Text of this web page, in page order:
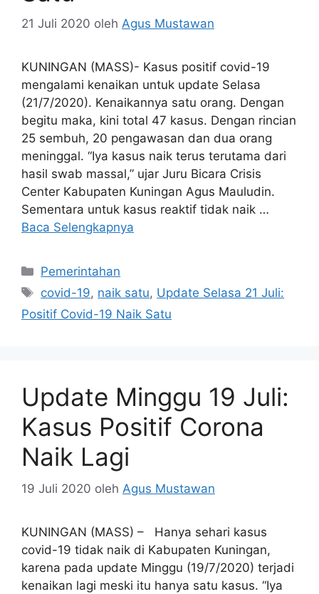
21 Juli 2020 oleh Agus Mustawan
KUNINGAN (MASS)- Kasus positif covid-19
mengalami kenaikan untuk update Selasa
(21/7/2020). Kenaikannya satu orang. Dengan
begitu maka, kini total 47 kasus. Dengan rincian
25 sembuh, 20 pengawasan dan dua orang
meninggal. “Iya kasus naik terus terutama dari
hasil swab massal,” ujar Juru Bicara Crisis
Center Kabupaten Kuningan Agus Mauludin.
Sementara untuk kasus reaktif tidak naik …
Baca Selengkapnya
Kategori
Pemerintahan
Tag
covid-19, naik satu, Update Selasa 21 Juli:
Positif Covid-19 Naik Satu
Update Minggu 19 Juli:
Kasus Positif Corona
Naik Lagi
19 Juli 2020 oleh Agus Mustawan
KUNINGAN (MASS) – Hanya sehari kasus
covid-19 tidak naik di Kabupaten Kuningan,
karena pada update Minggu (19/7/2020) terjadi
kenaikan lagi meski itu hanya satu kasus. “Iya